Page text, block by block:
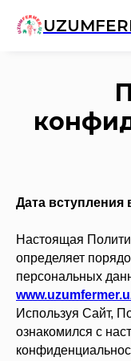
Дата вступления
Настоящая
определяет
персональных
Используя Сайт,
ознакомился с